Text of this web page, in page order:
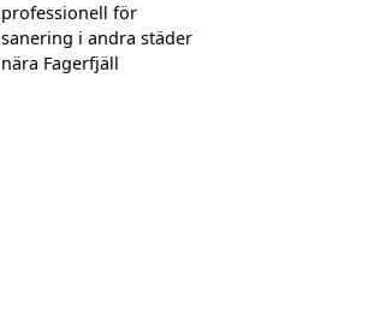
professionell för
sanering i andra städer
nära Fagerfjäll